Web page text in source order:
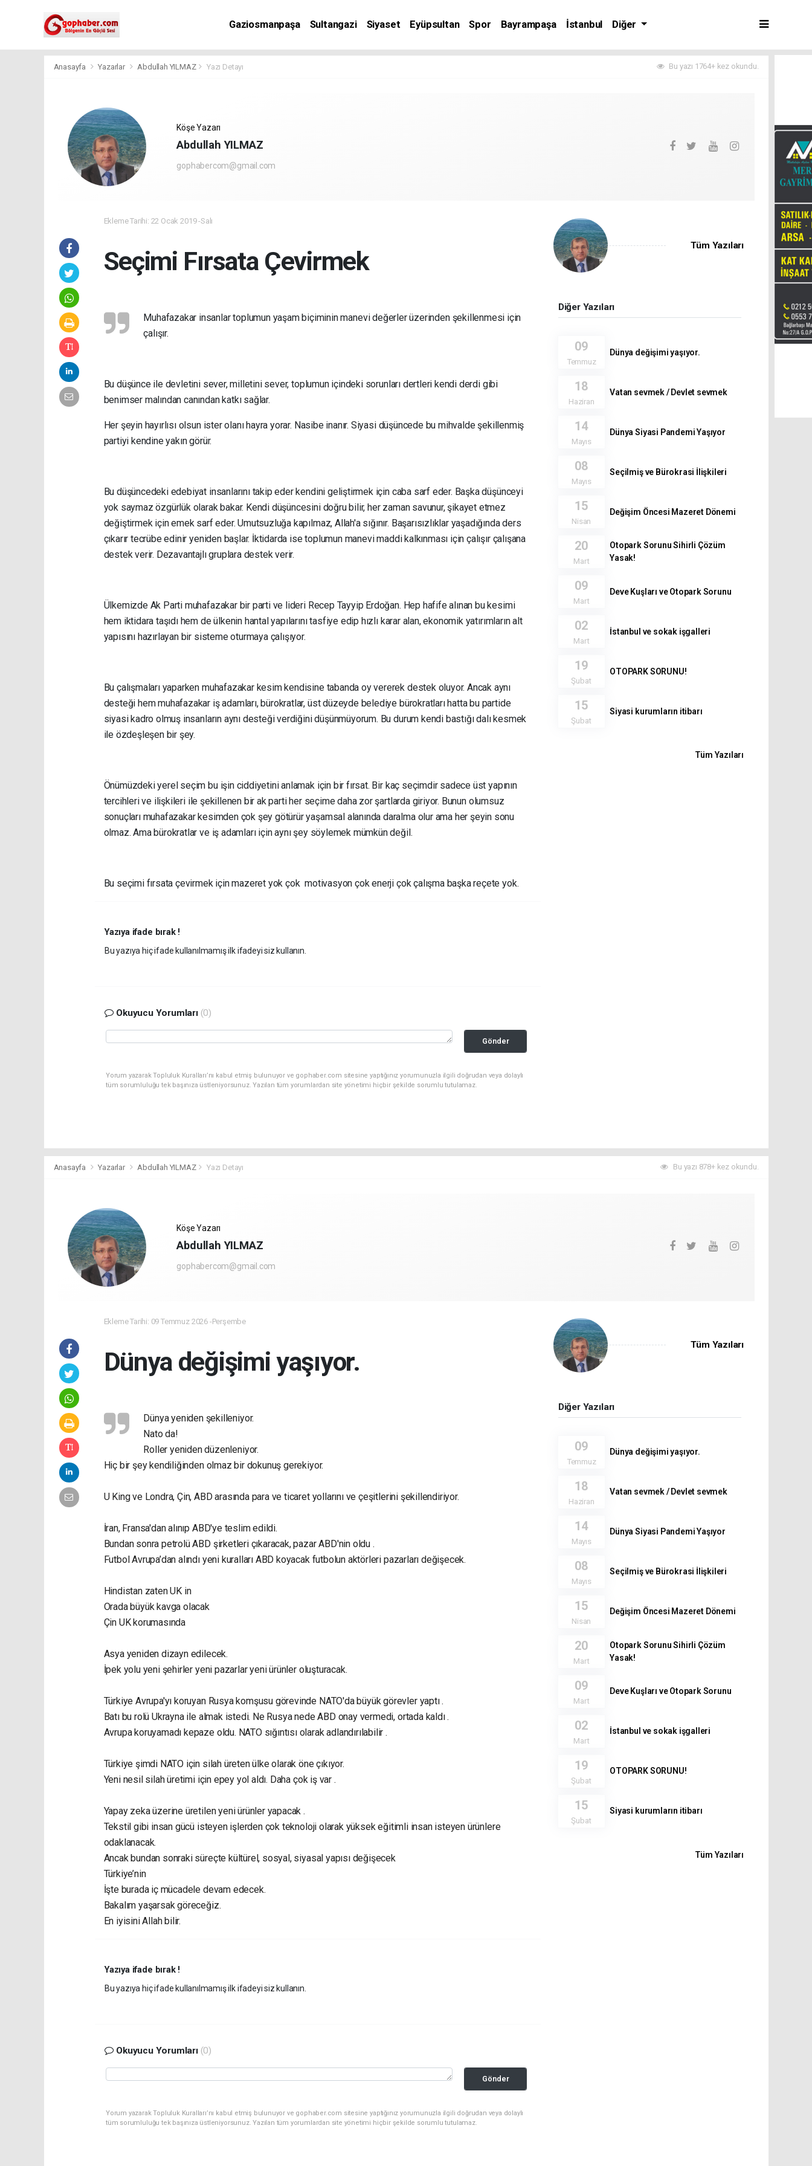
Gaziosmanpaşa Sultangazi Siyaset Eyüpsultan Spor Bayrampaşa İstanbul Diğer
Anasayfa Yazarlar Abdullah YILMAZ Yazı Detayı Bu yazı 1764+ kez okundu.
Köşe Yazarı
Abdullah YILMAZ
gophabercom@gmail.com
Ekleme Tarihi: 22 Ocak 2019 -Salı
Seçimi Fırsata Çevirmek
Muhafazakar insanlar toplumun yaşam biçiminin manevi değerler üzerinden şekillenmesi için
çalışır.
Bu düşünce ile devletini sever, milletini sever, toplumun içindeki sorunları dertleri kendi derdi gibi
benimser malından canından katkı sağlar.
Her şeyin hayırlısı olsun ister olanı hayra yorar. Nasibe inanır. Siyasi düşüncede bu mihvalde şekillenmiş
partiyi kendine yakın görür.
Bu düşüncedeki edebiyat insanlarını takip eder kendini geliştirmek için caba sarf eder. Başka düşünceyi
yok saymaz özgürlük olarak bakar. Kendi düşüncesini doğru bilir, her zaman savunur, şikayet etmez
değiştirmek için emek sarf eder. Umutsuzluğa kapılmaz, Allah'a sığınır. Başarısızlıklar yaşadığında ders
çıkarır tecrübe edinir yeniden başlar. İktidarda ise toplumun manevi maddi kalkınması için çalışır çalışana
destek verir. Dezavantajlı gruplara destek verir.
Ülkemizde Ak Parti muhafazakar bir parti ve lideri Recep Tayyip Erdoğan. Hep hafife alınan bu kesimi
hem iktidara taşıdı hem de ülkenin hantal yapılarını tasfiye edip hızlı karar alan, ekonomik yatırımların alt
yapısını hazırlayan bir sisteme oturmaya çalışıyor.
Bu çalışmaları yaparken muhafazakar kesim kendisine tabanda oy vererek destek oluyor. Ancak aynı
desteği hem muhafazakar iş adamları, bürokratlar, üst düzeyde belediye bürokratları hatta bu partide
siyasi kadro olmuş insanların aynı desteği verdiğini düşünmüyorum. Bu durum kendi bastığı dalı kesmek
ile özdeşleşen bir şey.
Önümüzdeki yerel seçim bu işin ciddiyetini anlamak için bir fırsat. Bir kaç seçimdir sadece üst yapının
tercihleri ve ilişkileri ile şekillenen bir ak parti her seçime daha zor şartlarda giriyor. Bunun olumsuz
sonuçları muhafazakar kesimden çok şey götürür yaşamsal alanında daralma olur ama her şeyin sonu
olmaz. Ama bürokratlar ve iş adamları için aynı şey söylemek mümkün değil.
Bu seçimi fırsata çevirmek için mazeret yok çok motivasyon çok enerji çok çalışma başka reçete yok.
Yazıya ifade bırak !
Bu yazıya hiç ifade kullanılmamış ilk ifadeyi siz kullanın.
Okuyucu Yorumları (0)
Gönder
Yorum yazarak Topluluk Kuralları’nı kabul etmiş bulunuyor ve gophaber.com sitesine yaptığınız yorumunuzla ilgili doğrudan veya dolaylı
tüm sorumluluğu tek başınıza üstleniyorsunuz. Yazılan tüm yorumlardan site yönetimi hiçbir şekilde sorumlu tutulamaz.
Tüm Yazıları
Diğer Yazıları
09
Temmuz
Dünya değişimi yaşıyor.
18
Haziran
Vatan sevmek / Devlet sevmek
14
Mayıs
Dünya Siyasi Pandemi Yaşıyor
08
Mayıs
Seçilmiş ve Bürokrasi İlişkileri
15
Nisan
Değişim Öncesi Mazeret Dönemi
20
Mart
Otopark Sorunu Sihirli Çözüm
Yasak!
09
Mart
Deve Kuşları ve Otopark Sorunu
02
Mart
İstanbul ve sokak işgalleri
19
Şubat
OTOPARK SORUNU!
15
Şubat
Siyasi kurumların itibarı
Tüm Yazıları
Anasayfa Yazarlar Abdullah YILMAZ Yazı Detayı Bu yazı 878+ kez okundu.
Köşe Yazarı
Abdullah YILMAZ
gophabercom@gmail.com
Ekleme Tarihi: 09 Temmuz 2026 -Perşembe
Dünya değişimi yaşıyor.
Dünya yeniden şekilleniyor.
Nato da!
Roller yeniden düzenleniyor.
Hiç bir şey kendiliğinden olmaz bir dokunuş gerekiyor.
U King ve Londra, Çin, ABD arasında para ve ticaret yollarını ve çeşitlerini şekillendiriyor.
İran, Fransa'dan alınıp ABD'ye teslim edildi.
Bundan sonra petrolü ABD şirketleri çıkaracak, pazar ABD'nin oldu .
Futbol Avrupa’dan alındı yeni kuralları ABD koyacak futbolun aktörleri pazarları değişecek.
Hindistan zaten UK in
Orada büyük kavga olacak
Çin UK korumasında
Asya yeniden dizayn edilecek.
İpek yolu yeni şehirler yeni pazarlar yeni ürünler oluşturacak.
Türkiye Avrupa'yı koruyan Rusya komşusu görevinde NATO'da büyük görevler yaptı .
Batı bu rolü Ukrayna ile almak istedi. Ne Rusya nede ABD onay vermedi, ortada kaldı .
Avrupa koruyamadı kepaze oldu. NATO sığıntısı olarak adlandırılabilir .
Türkiye şimdi NATO için silah üreten ülke olarak öne çıkıyor.
Yeni nesil silah üretimi için epey yol aldı. Daha çok iş var .
Yapay zeka üzerine üretilen yeni ürünler yapacak .
Tekstil gibi insan gücü isteyen işlerden çok teknoloji olarak yüksek eğitimli insan isteyen ürünlere
odaklanacak.
Ancak bundan sonraki süreçte kültürel, sosyal, siyasal yapısı değişecek
Türkiye’nin
İşte burada iç mücadele devam edecek.
Bakalım yaşarsak göreceğiz.
En iyisini Allah bilir.
Yazıya ifade bırak !
Bu yazıya hiç ifade kullanılmamış ilk ifadeyi siz kullanın.
Okuyucu Yorumları (0)
Gönder
Yorum yazarak Topluluk Kuralları’nı kabul etmiş bulunuyor ve gophaber.com sitesine yaptığınız yorumunuzla ilgili doğrudan veya dolaylı
tüm sorumluluğu tek başınıza üstleniyorsunuz. Yazılan tüm yorumlardan site yönetimi hiçbir şekilde sorumlu tutulamaz.
Tüm Yazıları
Diğer Yazıları
09
Temmuz
Dünya değişimi yaşıyor.
18
Haziran
Vatan sevmek / Devlet sevmek
14
Mayıs
Dünya Siyasi Pandemi Yaşıyor
08
Mayıs
Seçilmiş ve Bürokrasi İlişkileri
15
Nisan
Değişim Öncesi Mazeret Dönemi
20
Mart
Otopark Sorunu Sihirli Çözüm
Yasak!
09
Mart
Deve Kuşları ve Otopark Sorunu
02
Mart
İstanbul ve sokak işgalleri
19
Şubat
OTOPARK SORUNU!
15
Şubat
Siyasi kurumların itibarı
Tüm Yazıları